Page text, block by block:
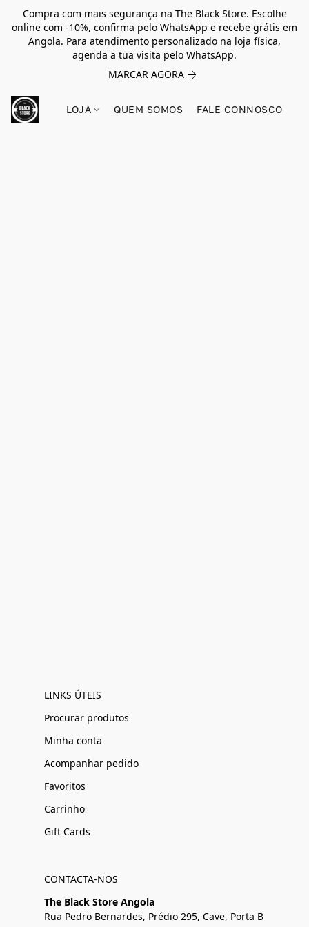
Compra com mais segurança na The Black Store. Escolhe
online com -10%, confirma pelo WhatsApp e recebe grátis em
Angola. Para atendimento personalizado na loja física,
agenda a tua visita pelo WhatsApp.
MARCAR AGORA
LOJA QUEM SOMOS FALE CONNOSCO
LINKS ÚTEIS
Procurar produtos
Minha conta
Acompanhar pedido
Favoritos
Carrinho
Gift Cards
CONTACTA-NOS
The Black Store Angola
Rua Pedro Bernardes, Prédio 295, Cave, Porta B